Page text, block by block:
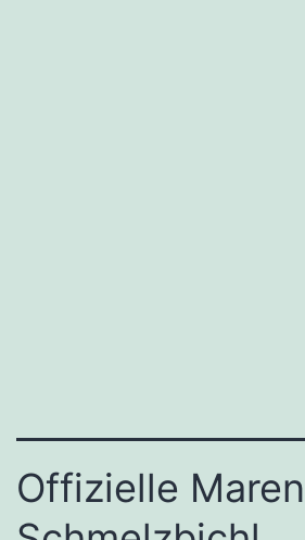
Offizielle